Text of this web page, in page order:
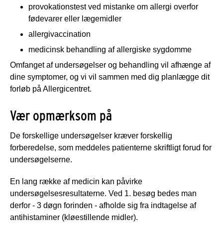
provokationstest ved mistanke om allergi overfor
fødevarer eller lægemidler
allergivaccination
medicinsk behandling af allergiske sygdomme
Omfanget af undersøgelser og behandling vil afhænge af
dine symptomer, og vi vil sammen med dig planlægge dit
forløb på Allergicentret.
Vær opmærksom på
De forskellige undersøgelser kræver forskellig
forberedelse, som meddeles patienterne skriftligt forud for
undersøgelserne.
En lang række af medicin kan påvirke
undersøgelsesresultaterne. Ved 1. besøg bedes man
derfor - 3 døgn forinden - afholde sig fra indtagelse af
antihistaminer (kløestillende midler).